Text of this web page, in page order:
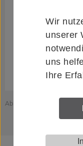
Wir
unserer
uns
Ihre
Abbildung zeigt KWS